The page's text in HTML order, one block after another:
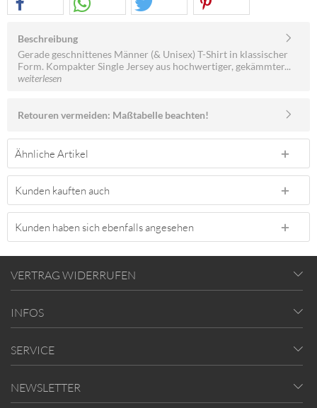
Beschreibung
Gerade geschnittenes Männer (& Unisex) T-Shirt in klassischer
Form. Kompakter Single Jersey aus hochwertiger, gekämmter...
weiterlesen
Retouren vermeiden: Maßtabelle beachten!
Ähnliche Artikel
Kunden kauften auch
Kunden haben sich ebenfalls angesehen
VERTRAG WIDERRUFEN
INFOS
SERVICE
NEWSLETTER